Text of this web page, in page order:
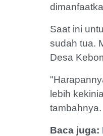
Saat ini
sudah tua.
Desa
lebih
tambahnya.
Baca juga: